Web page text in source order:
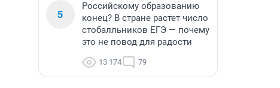
5
Российскому образованию
конец? В стране растет число
стобалльников ЕГЭ — почему
это не повод для радости
13 174 79